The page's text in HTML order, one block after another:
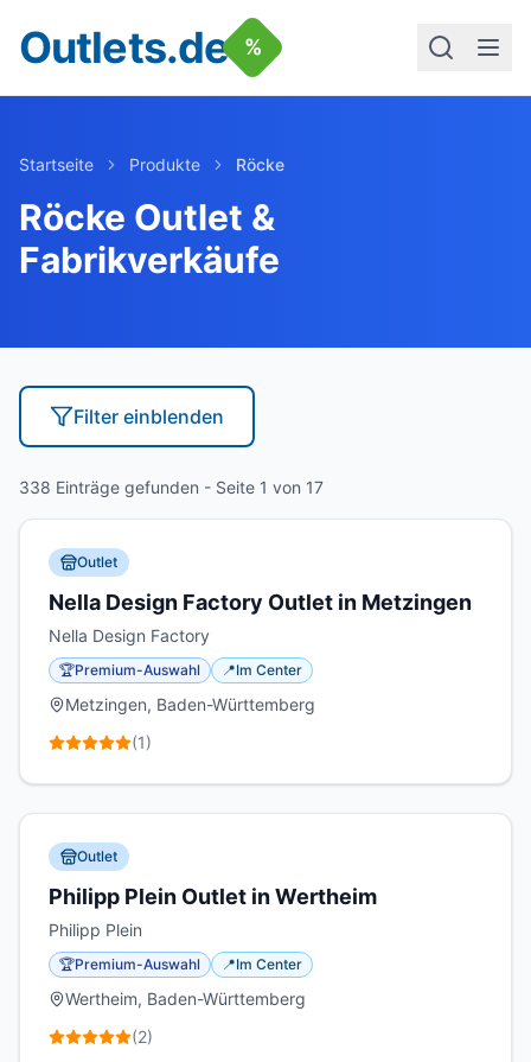
Outlets.de %
Startseite Produkte Röcke
Röcke Outlet &
Fabrikverkäufe
Filter einblenden
338 Einträge gefunden - Seite 1 von 17
Outlet
Nella Design Factory Outlet in Metzingen
Nella Design Factory
🏆Premium-Auswahl 📍Im Center
Metzingen, Baden-Württemberg
(1)
Outlet
Philipp Plein Outlet in Wertheim
Philipp Plein
🏆Premium-Auswahl 📍Im Center
Wertheim, Baden-Württemberg
(2)